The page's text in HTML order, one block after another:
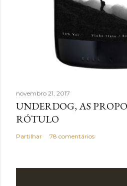
novembro 21, 2017
UNDERDOG, AS
RÓTULO
Partilhar 78 comentários